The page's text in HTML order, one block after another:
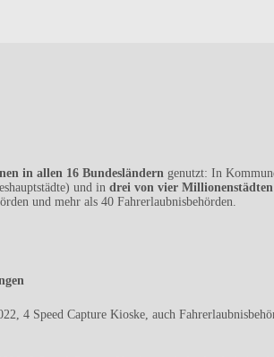
in allen 16 Bundesländern genutzt: In
und in drei von vier Millionenstädten
und mehr als 40 Fahrerlaubnisbehörden.
4 Speed Capture Kioske, auch